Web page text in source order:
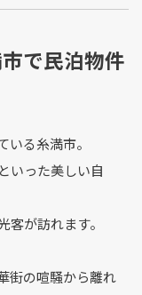
で民泊物件
る糸満市。
いった美しい自
が訪れます。
街の喧騒から離れ